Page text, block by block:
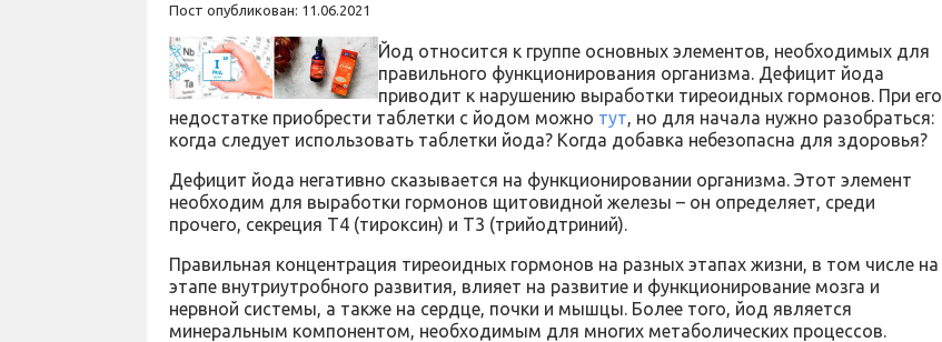
Пост опубликован: 11.06.2021
Йод относится к группе основных элементов, необходимых для
правильного функционирования организма. Дефицит йода
приводит к нарушению выработки тиреоидных гормонов. При его
недостатке приобрести таблетки с йодом можно тут, но для начала нужно разобраться:
когда следует использовать таблетки йода? Когда добавка небезопасна для здоровья?
Дефицит йода негативно сказывается на функционировании организма. Этот элемент
необходим для выработки гормонов щитовидной железы – он определяет, среди
прочего, секреция Т4 (тироксин) и Т3 (трийодтриний).
Правильная концентрация тиреоидных гормонов на разных этапах жизни, в том числе на
этапе внутриутробного развития, влияет на развитие и функционирование мозга и
нервной системы, а также на сердце, почки и мышцы. Более того, йод является
минеральным компонентом, необходимым для многих метаболических процессов.